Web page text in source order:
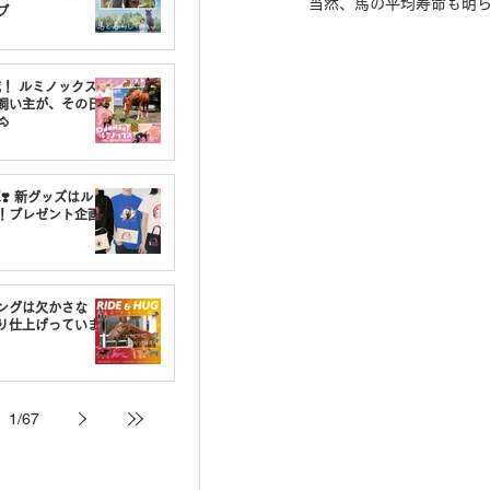
ルミノックスの
い主が、その日
新グッズはルミ
プレゼント企画
グは欠かさな
仕上げっていま
1/67